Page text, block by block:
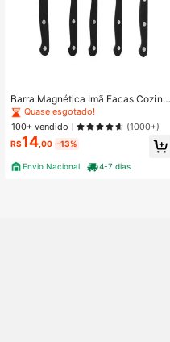
Barra Magnética Imã Facas Cozinh
a Churrasqueira 33cm
Quase esgotado!
100+ vendido
(1000+)
R$14,00 -13%
Envio Nacional 4-7 dias